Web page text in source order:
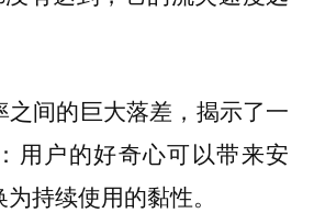
之间的巨大落差，揭示了一
用户的好奇心可以带来安
持续使用的黏性。